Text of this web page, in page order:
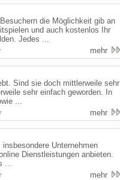
die Möglichkeit gib an
und auch kostenlos Ihr
Jedes ...
mehr
Sind sie doch mittlerweile sehr
sehr einfach geworden. In
...
mehr
Unternehmen
Dienstleistungen anbieten.
...
mehr